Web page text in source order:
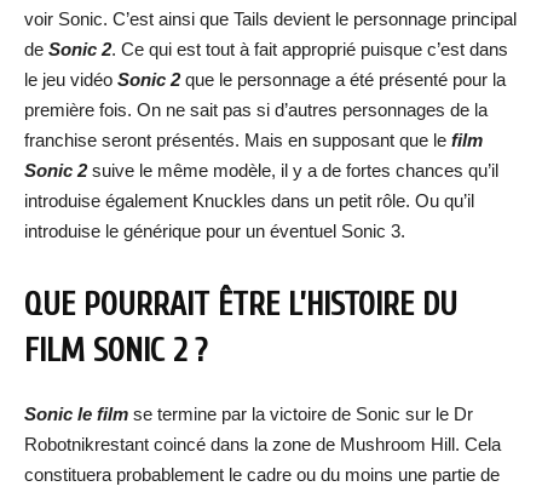
voir Sonic. C’est ainsi que Tails devient le personnage principal
de Sonic 2. Ce qui est tout à fait approprié puisque c’est dans
le jeu vidéo Sonic 2que le personnage a été présenté pour la
première fois. On ne sait pas si d’autres personnages de la
franchise seront présentés. Mais en supposant que le film
Sonic 2suive le même modèle, il y a de fortes chances qu’il
introduise également Knuckles dans un petit rôle. Ou qu’il
introduise le générique pour un éventuel Sonic 3.
QUE POURRAIT ÊTRE L’HISTOIRE DU
FILM SONIC 2 ?
Sonic le film se termine par la victoire de Sonic sur le Dr
Robotnikrestant coincé dans la zone de Mushroom Hill. Cela
constituera probablement le cadre ou du moins une partie de